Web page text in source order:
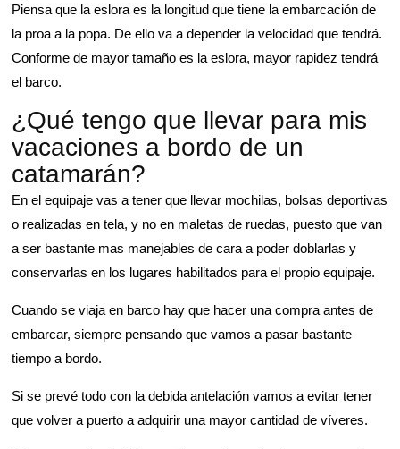
Piensa que la eslora es la longitud que tiene la embarcación de
la proa a la popa. De ello va a depender la velocidad que tendrá.
Conforme de mayor tamaño es la eslora, mayor rapidez tendrá
el barco.
¿Qué tengo que llevar para mis
vacaciones a bordo de un
catamarán?
En el equipaje vas a tener que llevar mochilas, bolsas deportivas
o realizadas en tela, y no en maletas de ruedas, puesto que van
a ser bastante mas manejables de cara a poder doblarlas y
conservarlas en los lugares habilitados para el propio equipaje.
Cuando se viaja en barco hay que hacer una compra antes de
embarcar, siempre pensando que vamos a pasar bastante
tiempo a bordo.
Si se prevé todo con la debida antelación vamos a evitar tener
que volver a puerto a adquirir una mayor cantidad de víveres.